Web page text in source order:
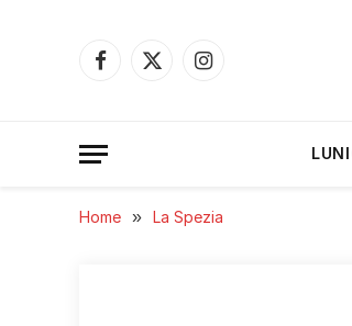
Facebook
X
Instagram
Home » La Spezia